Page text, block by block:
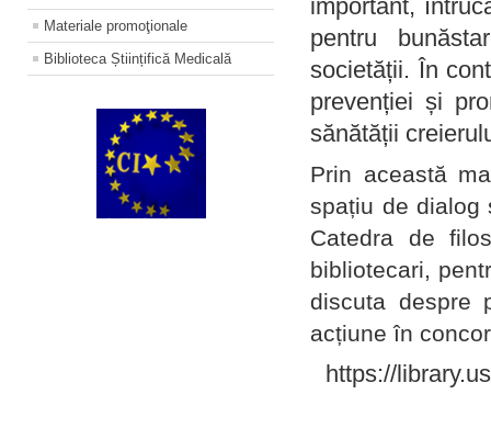
Materiale promoţionale
Biblioteca Științifică Medicală
important,
pentru
societății. În
prevenției și
sănătății
Prin această
spațiu de dialog
Catedra de
bibliotecari,
discuta despre
acțiune în
https://